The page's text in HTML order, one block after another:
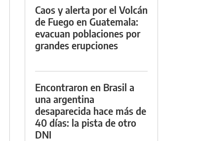
Caos y alerta por el Volcán
de Fuego en Guatemala:
evacuan poblaciones por
grandes erupciones
Encontraron en Brasil a
una argentina
desaparecida hace más de
40 días: la pista de otro
DNI